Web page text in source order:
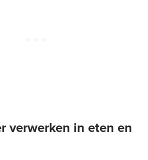
verwerken in eten en